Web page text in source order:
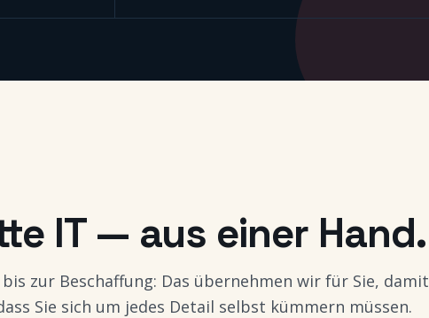
IT — aus einer Hand.
zur Beschaffung: Das übernehmen wir für Sie, damit
Sie sich um jedes Detail selbst kümmern müssen.